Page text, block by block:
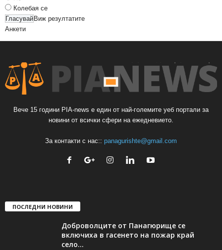
Колебая се
Виж резултатите
Анкети
Вече 15 години PIA-news е един от най-големите уеб портали за
новини от всички сфери на ежедневието.
За контакти с нас:: panagurishte@gmail.com
ПОСЛЕДНИ НОВИНИ
Доброволците от Панагюрище се
включиха в гасенето на пожар край
село...